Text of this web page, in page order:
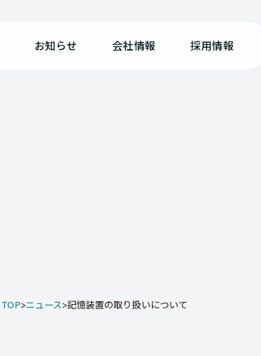
お知らせ 会社情報 採用情報
TOP ニュース 記憶装置の取り扱いについて